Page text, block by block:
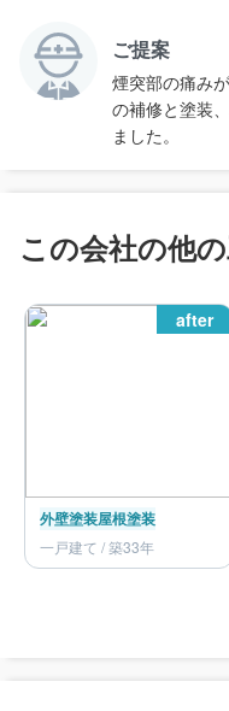
ご提案
煙突部の痛み
の補修と塗装
ました。
この会社の他
after
外壁塗装屋根塗装
一戸建て / 築33年